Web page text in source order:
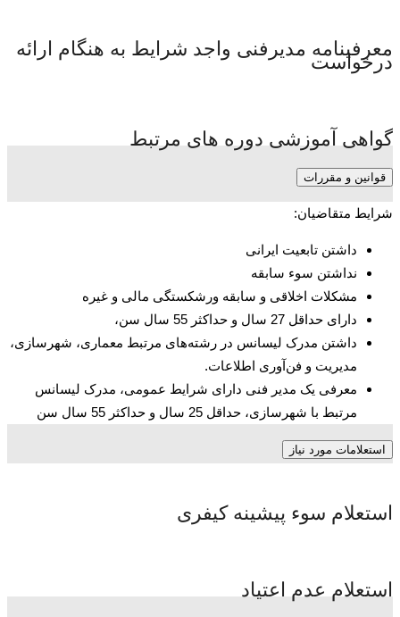
معرفینامه مدیرفنی واجد شرایط به­ هنگام ارائه
درخواست
گواهی آموزشی دوره های مرتبط
قوانین و مقررات
شرایط متقاضیان:
داشتن تابعیت ایرانی
نداشتن سوء سابقه
مشکلات اخلاقی و سابقه ورشکستگی مالی و غیره
دارای حداقل 27 سال و حداکثر 55 سال سن،
داشتن مدرک لیسانس در رشته‌های مرتبط معماری، شهرسازی،
مدیریت و فن‌آوری اطلاعات.
معرفی یک مدیر فنی دارای شرایط عمومی، مدرک لیسانس
مرتبط با شهرسازی، حداقل 25 سال و حداکثر 55 سال سن
استعلامات مورد نیاز
استعلام سوء پیشینه کیفری
استعلام عدم اعتیاد